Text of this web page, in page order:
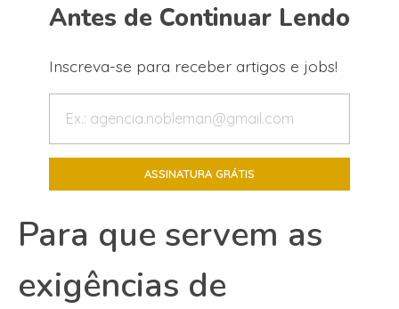
Antes de Continuar Lendo
Inscreva-se para receber artigos e jobs!
Para que servem as
exigências de